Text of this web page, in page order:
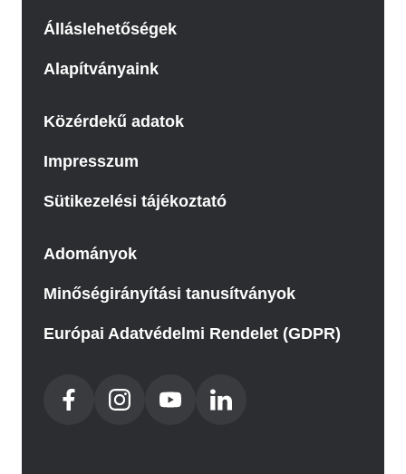
Álláslehetőségek
Alapítványaink
Közérdekű adatok
Impresszum
Sütikezelési tájékoztató
Adományok
Minőségirányítási tanusítványok
Európai Adatvédelmi Rendelet (GDPR)